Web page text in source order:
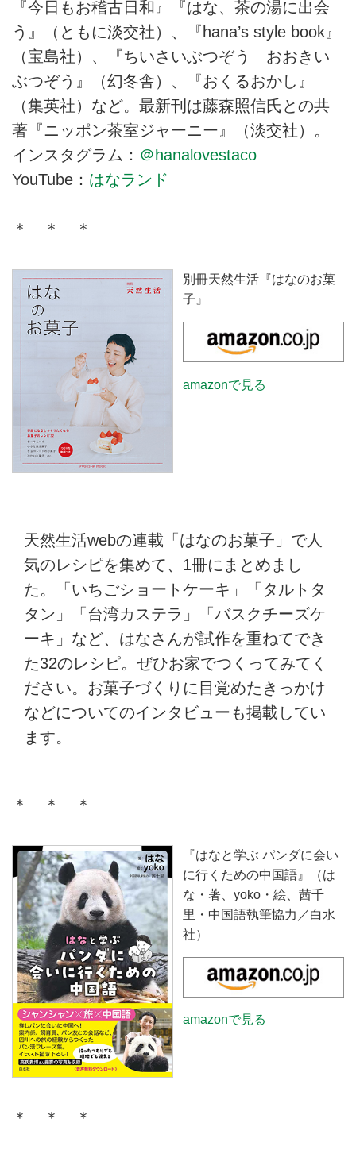
『今日もお稽古日和』『はな、茶の湯に出会
う』（ともに淡交社）、『hana’s style book』
（宝島社）、『ちいさいぶつぞう おおきい
ぶつぞう』（幻冬舎）、『おくるおかし』
（集英社）など。最新刊は藤森照信氏との共
著『ニッポン茶室ジャーニー』（淡交社）。
インスタグラム： ＠hanalovestaco
YouTube： はなランド
＊ ＊ ＊
別冊天然生活『はなのお菓
子』
amazonで見る
天然生活webの連載「はなのお菓子」で人
気のレシピを集めて、1冊にまとめまし
た。「いちごショートケーキ」「タルトタ
タン」「台湾カステラ」「バスクチーズケ
ーキ」など、はなさんが試作を重ねてでき
た32のレシピ。ぜひお家でつくってみてく
ださい。お菓子づくりに目覚めたきっかけ
などについてのインタビューも掲載してい
ます。
＊ ＊ ＊
『はなと学ぶ パンダに会い
に行くための中国語』（は
な・著、yoko・絵、茜千
里・中国語執筆協力／白水
社）
amazonで見る
＊ ＊ ＊